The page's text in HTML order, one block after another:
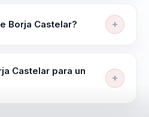
futuro del trabajo, talento,
Borja Castelar?
virtuales adaptables al
Castelar para un